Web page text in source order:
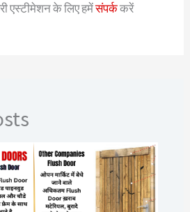
एस्टीमेशन के लिए हमेंसंपर्ककरें